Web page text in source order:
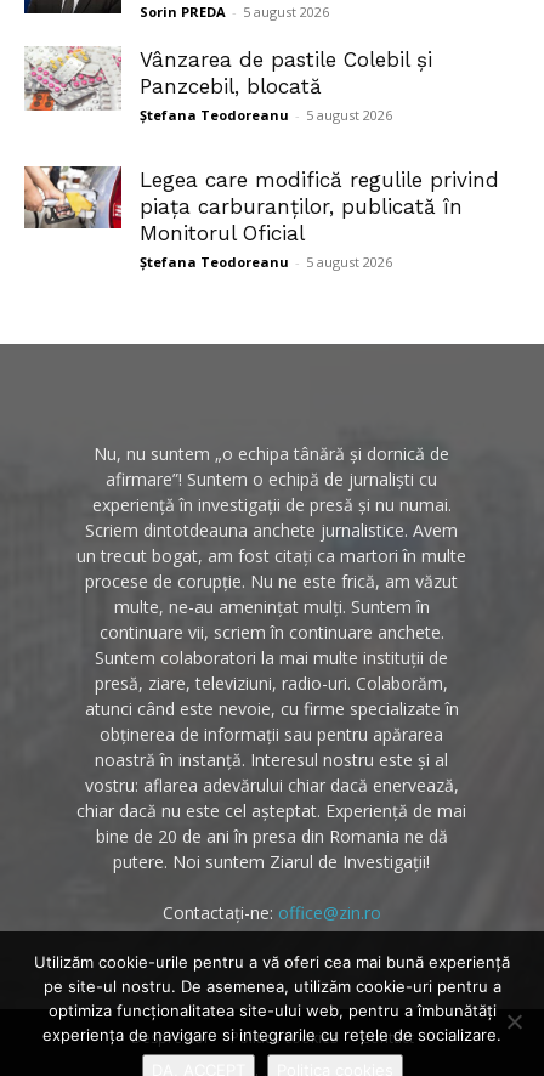
Sorin PREDA - 5 august 2026
Vânzarea de pastile Colebil și
Panzcebil, blocată
Ștefana Teodoreanu - 5 august 2026
Legea care modifică regulile privind
piața carburanților, publicată în
Monitorul Oficial
Ștefana Teodoreanu - 5 august 2026
Nu, nu suntem „o echipa tânără și dornică de
afirmare”! Suntem o echipă de jurnaliști cu
experiență în investigații de presă și nu numai.
Scriem dintotdeauna anchete jurnalistice. Avem
un trecut bogat, am fost citați ca martori în multe
procese de corupție. Nu ne este frică, am văzut
multe, ne-au amenințat mulți. Suntem în
continuare vii, scriem în continuare anchete.
Suntem colaboratori la mai multe instituții de
presă, ziare, televiziuni, radio-uri. Colaborăm,
atunci când este nevoie, cu firme specializate în
obținerea de informații sau pentru apărarea
noastră în instanță. Interesul nostru este și al
vostru: aflarea adevărului chiar dacă enervează,
chiar dacă nu este cel așteptat. Experiență de mai
bine de 20 de ani în presa din Romania ne dă
putere. Noi suntem Ziarul de Investigații!
Contactați-ne: office@zin.ro
Despre noi Politica cookies Contact
Utilizăm cookie-urile pentru a vă oferi cea mai bună experiență
pe site-ul nostru. De asemenea, utilizăm cookie-uri pentru a
optimiza funcţionalitatea site-ului web, pentru a îmbunătăţi
experienţa de navigare si integrarile cu reţele de socializare.